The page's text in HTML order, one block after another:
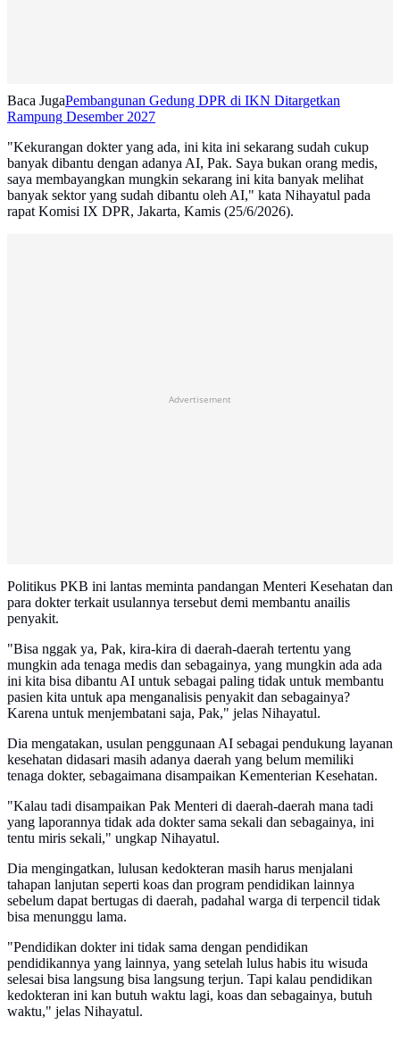
Baca JugaPembangunan Gedung DPR di IKN Ditargetkan
Rampung Desember 2027
"Kekurangan dokter yang ada, ini kita ini sekarang sudah cukup
banyak dibantu dengan adanya AI, Pak. Saya bukan orang medis,
saya membayangkan mungkin sekarang ini kita banyak melihat
banyak sektor yang sudah dibantu oleh AI," kata Nihayatul pada
rapat Komisi IX DPR, Jakarta, Kamis (25/6/2026).
Advertisement
Politikus PKB ini lantas meminta pandangan Menteri Kesehatan dan
para dokter terkait usulannya tersebut demi membantu anailis
penyakit.
"Bisa nggak ya, Pak, kira-kira di daerah-daerah tertentu yang
mungkin ada tenaga medis dan sebagainya, yang mungkin ada ada
ini kita bisa dibantu AI untuk sebagai paling tidak untuk membantu
pasien kita untuk apa menganalisis penyakit dan sebagainya?
Karena untuk menjembatani saja, Pak," jelas Nihayatul.
Dia mengatakan, usulan penggunaan AI sebagai pendukung layanan
kesehatan didasari masih adanya daerah yang belum memiliki
tenaga dokter, sebagaimana disampaikan Kementerian Kesehatan.
"Kalau tadi disampaikan Pak Menteri di daerah-daerah mana tadi
yang laporannya tidak ada dokter sama sekali dan sebagainya, ini
tentu miris sekali," ungkap Nihayatul.
Dia mengingatkan, lulusan kedokteran masih harus menjalani
tahapan lanjutan seperti koas dan program pendidikan lainnya
sebelum dapat bertugas di daerah, padahal warga di terpencil tidak
bisa menunggu lama.
"Pendidikan dokter ini tidak sama dengan pendidikan
pendidikannya yang lainnya, yang setelah lulus habis itu wisuda
selesai bisa langsung bisa langsung terjun. Tapi kalau pendidikan
kedokteran ini kan butuh waktu lagi, koas dan sebagainya, butuh
waktu," jelas Nihayatul.